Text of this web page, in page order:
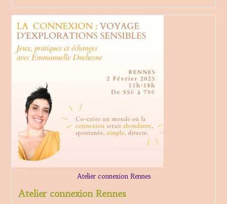
Xualité
Vivante
Et
Vibrante
Atelier connexion Rennes
Atelier connexion Rennes